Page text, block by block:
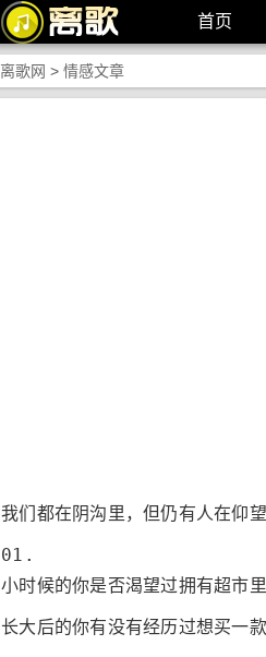
首页
离歌网 > 情感文章
我们都在阴沟里，但仍有人在仰
01.
小时候的你是否渴望过拥有超市
长大后的你有没有经历过想买一